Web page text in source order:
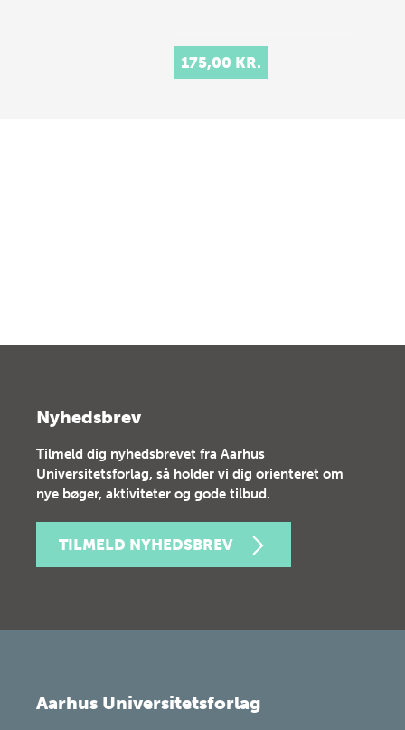
175,00 KR.
Nyhedsbrev
Tilmeld dig nyhedsbrevet fra Aarhus
Universitetsforlag, så holder vi dig orienteret om
nye bøger, aktiviteter og gode tilbud.
TILMELD NYHEDSBREV
Aarhus Universitetsforlag